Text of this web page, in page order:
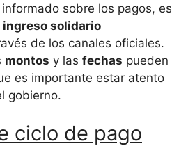
sobre los pagos, es
solidario
de los canales oficiales.
montos y las fechas pueden
es importante estar atento
gobierno.
ciclo de pago